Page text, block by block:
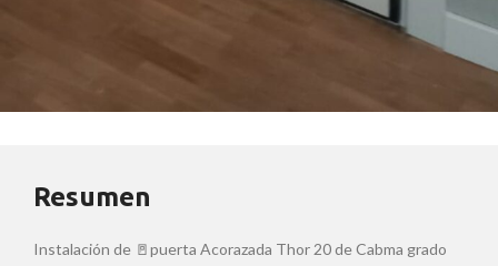
Resumen
Instalación de 🚪puerta Acorazada Thor 20 de Cabma grado